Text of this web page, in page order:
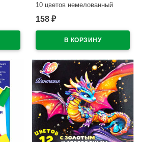
10 цветов немелованный
односторонний ЛУЧ Школа
158 ₽